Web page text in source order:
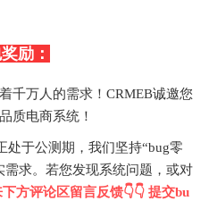
励：
千万人的需求！CRMEB诚邀您
质电商系统！
处于公测期，我们坚持“bug零
求。若您发现系统问题，或对
方评论区留言反馈👇👇 提交bu